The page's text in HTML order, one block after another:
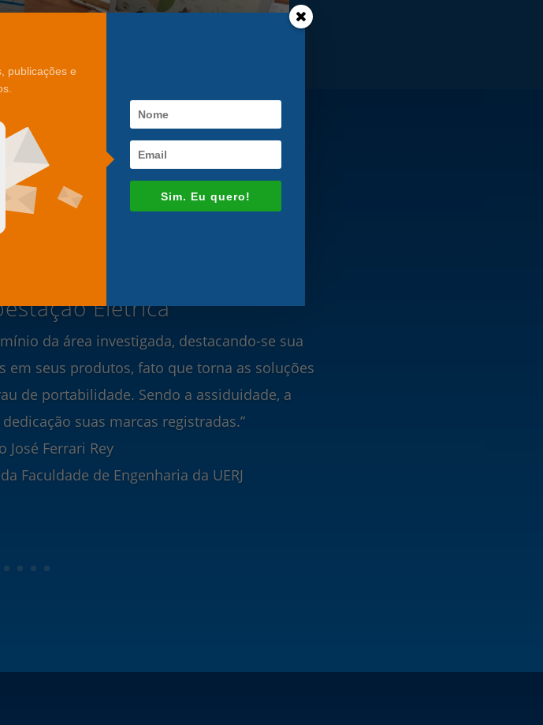
Elétrica
da área investigada, destacando-se sua
seus produtos, fato que torna as soluções
de portabilidade. Sendo a assiduidade, a
suas marcas registradas.”
José Ferrari Rey
Faculdade de Engenharia da UERJ
publicações e
Sim. Eu quero!